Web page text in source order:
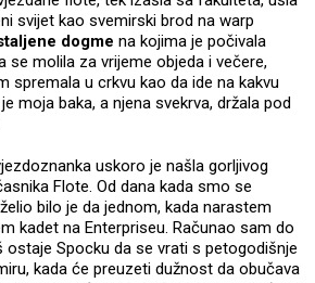
svijet kao svemirski brod na warp
dogme na kojima je počivala
se molila za vrijeme objeda i večere,
spremala u crkvu kao da ide na kakvu
moja baka, a njena svekrva, držala pod
uskoro je našla gorljivog
Flote. Od dana kada smo se
bilo je da jednom, kada narastem
kadet na Enterpriseu. Računao sam do
Spocku da se vrati s petogodišnje
kada će preuzeti dužnost da obučava